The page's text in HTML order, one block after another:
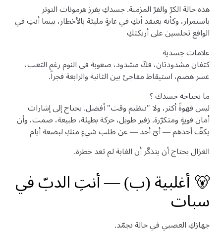
هذه حالة الكرّ والفرّ المزمنة. جسدكِ يفرز هرمونات التوتر
باستمرار، وكأنه يعتقد أنكِ في غابةٍ مليئة بالأخطار، بينما أنتِ في
الواقع تجلسين على أريكتكِ
علامات جسدية
كتفان مشدودتان، فكّ مشدود، صعوبة في النوم رغم التعب،
عسر هضم، استيقاظ مفاجئ بين الثانية والرابعة فجراً.
ما يحتاجه جسدك ؟
ليس قهوةً أكثر، ولا "تنظيم وقت" أفضل. يحتاج إلى إشارات
أمان قويةٍ ومتكرّرة. زفير طويل، حركة بطيئة، طبيعة، صمت، وأن
يكفّ أحدهم — أيّ أحد — عن طلب شيءٍ منكِ لبضعة أيام
الغزال يحتاج أن يتذكّر أن الغابة لم تعد خطرة.
🐻 أغلبية (ب) — أنتِ الدبّ في
سبات
جهازكِ العصبي في حالة تجمّد.